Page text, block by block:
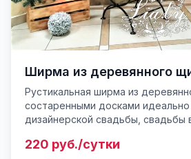
Ширма из деревянного
Рустикальная ширма из
состаренными досками
дизайнерской свадьбы, свадьбы
деревянным интерьером. Рек...
220 руб./сутки